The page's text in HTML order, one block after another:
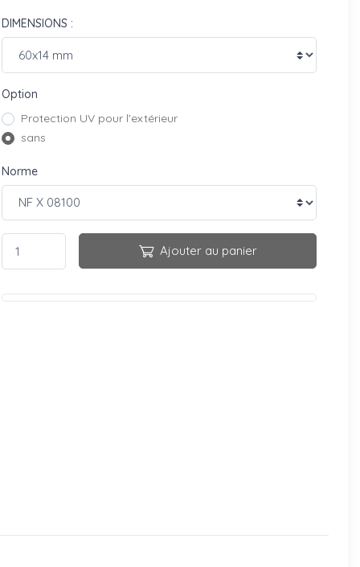
DIMENSIONS :
Option
Protection UV pour l'extérieur
sans
Norme
Ajouter au panier